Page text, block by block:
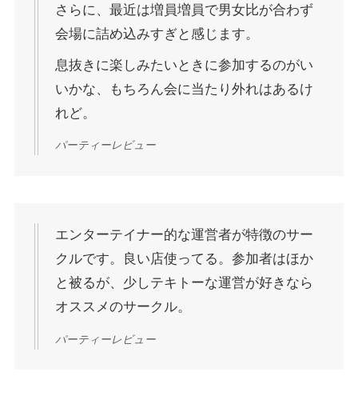
さらに、最近は増員増員で男女比が合わず
会場に詰め込みすぎと感じます。
息抜きに楽しみたいときに参加するのがい
いかな、もちろん会に当たり外れはあるけ
れど。
パーティーレビュー
エンターテイナー的な運営者が特徴のサー
クルです。良い店使ってる。参加者はほか
と被るが、少しテキトーな運営が好きなら
オススメのサークル。
パーティーレビュー